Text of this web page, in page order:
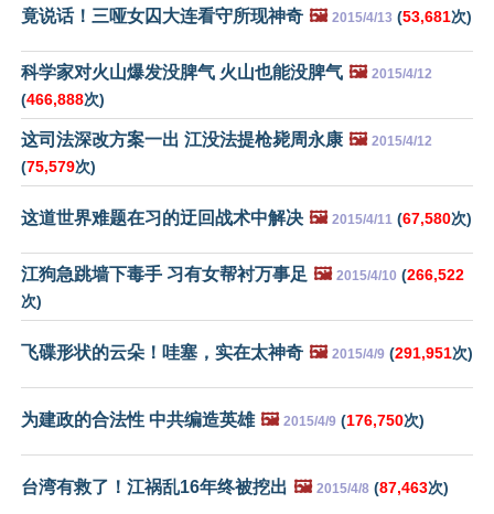
竟说话！三哑女囚大连看守所现神奇 🖼️ 2015/4/13 (53,681次)
科学家对火山爆发没脾气 火山也能没脾气 🖼️ 2015/4/12
(466,888次)
这司法深改方案一出 江没法提枪毙周永康 🖼️ 2015/4/12
(75,579次)
这道世界难题在习的迂回战术中解决 🖼️ 2015/4/11 (67,580次)
江狗急跳墙下毒手 习有女帮衬万事足 🖼️ 2015/4/10 (266,522
次)
飞碟形状的云朵！哇塞，实在太神奇 🖼️ 2015/4/9 (291,951次)
为建政的合法性 中共编造英雄 🖼️ 2015/4/9 (176,750次)
台湾有救了！江祸乱16年终被挖出 🖼️ 2015/4/8 (87,463次)